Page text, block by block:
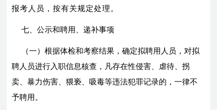
报考人员，按有关规定处理。
七、公示和聘用、递补事项
（一）根据体检和考察结果，确定拟聘用人员，对拟
聘人员进行入职信息核查，凡存在性侵害、虐待、拐
卖、暴力伤害、猥亵、吸毒等违法犯罪记录的，一律不
予聘用。